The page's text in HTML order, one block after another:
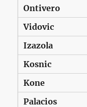
Ontivero
Vidovic
Izazola
Kosnic
Kone
Palacios